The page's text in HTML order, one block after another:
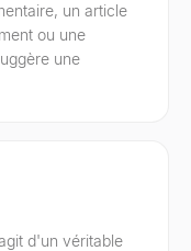
un article
ou une
une
d'un véritable